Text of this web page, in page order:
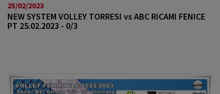
25/02/2023
NEW SYSTEM VOLLEY TORRESI vs ABC RICAMI FENICE
PT 25.02.2023 - 0/3